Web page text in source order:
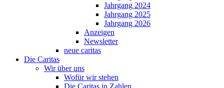
Jahrgang 2024
Jahrgang 2025
Jahrgang 2026
Anzeigen
Newsletter
neue caritas
Die Caritas
Wir über uns
Wofür wir stehen